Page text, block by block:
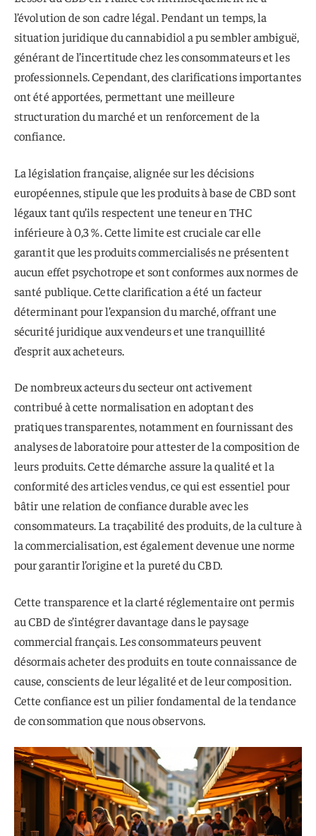
l’évolution de son cadre légal. Pendant un temps, la
situation juridique du cannabidiol a pu sembler ambiguë,
générant de l’incertitude chez les consommateurs et les
professionnels. Cependant, des clarifications importantes
ont été apportées, permettant une meilleure
structuration du marché et un renforcement de la
confiance.
La législation française, alignée sur les décisions
européennes, stipule que les produits à base de CBD sont
légaux tant qu’ils respectent une teneur en THC
inférieure à 0,3 %. Cette limite est cruciale car elle
garantit que les produits commercialisés ne présentent
aucun effet psychotrope et sont conformes aux normes de
santé publique. Cette clarification a été un facteur
déterminant pour l’expansion du marché, offrant une
sécurité juridique aux vendeurs et une tranquillité
d’esprit aux acheteurs.
De nombreux acteurs du secteur ont activement
contribué à cette normalisation en adoptant des
pratiques transparentes, notamment en fournissant des
analyses de laboratoire pour attester de la composition de
leurs produits. Cette démarche assure la qualité et la
conformité des articles vendus, ce qui est essentiel pour
bâtir une relation de confiance durable avec les
consommateurs. La traçabilité des produits, de la culture à
la commercialisation, est également devenue une norme
pour garantir l’origine et la pureté du CBD.
Cette transparence et la clarté réglementaire ont permis
au CBD de s’intégrer davantage dans le paysage
commercial français. Les consommateurs peuvent
désormais acheter des produits en toute connaissance de
cause, conscients de leur légalité et de leur composition.
Cette confiance est un pilier fondamental de la tendance
de consommation que nous observons.